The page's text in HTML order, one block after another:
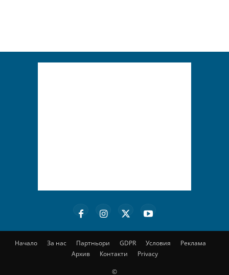
Начало За нас Партньори GDPR Условия
Реклама
Архив
Контакти Privacy
©